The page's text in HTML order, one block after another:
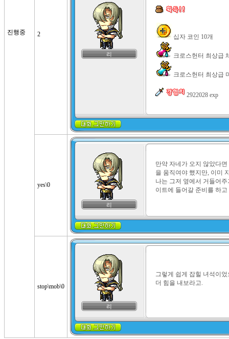
진행중 2
리
크로스헌터 최상급
2922028 exp
yes\0
리
만약 자네가 오지 않았다
을 움직여야 했지만, 이미
나는 그저 옆에서 거들어
이트에 들어갈 준비를 하
stop\mob\0
리
그렇게 쉽게 잡힐 녀석이
더 힘을 내보라고.